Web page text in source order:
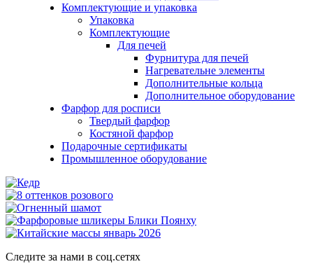
Комплектующие и упаковка
Упаковка
Комплектующие
Для печей
Фурнитура для печей
Нагревательне элементы
Дополнительные кольца
Дополнительное оборудование
Фарфор для росписи
Твердый фарфор
Костяной фарфор
Подарочные сертификаты
Промышленное оборудование
Следите за нами в соц.сетях